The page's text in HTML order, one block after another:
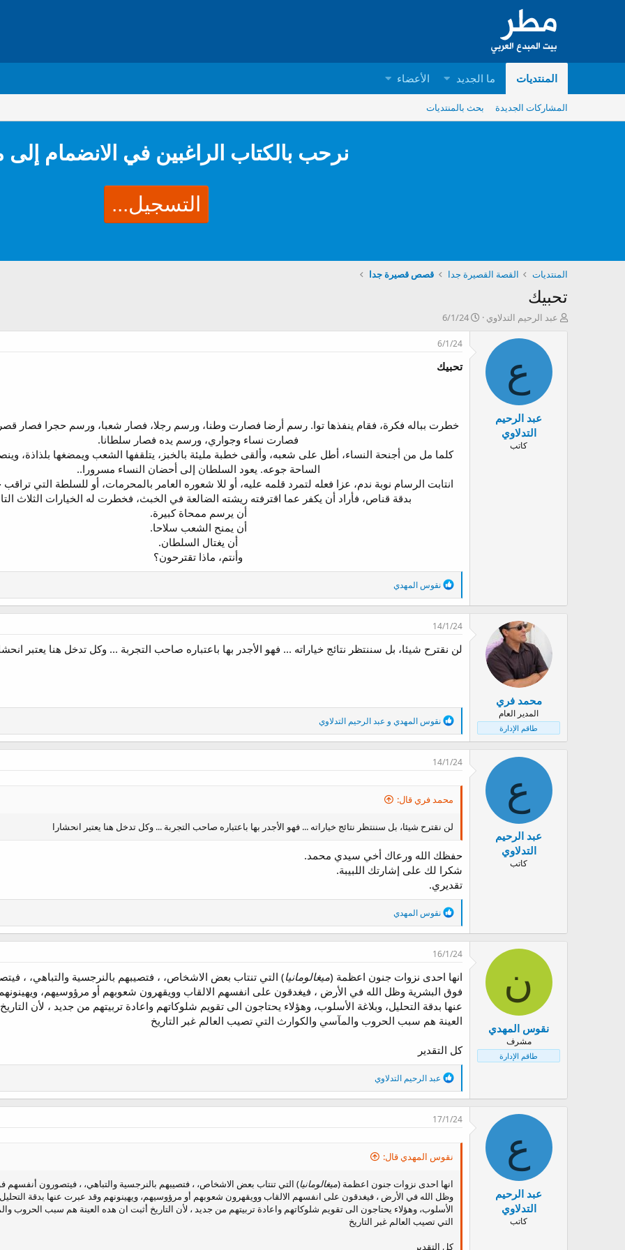
المنتديات ما الجديد الأعضاء
المشاركات الجديدة بحث بالمنتديات
نرحب بالكتاب الراغبين في الانضمام إلى
التسجيل...
المنتديات القصة القصيرة جدا قصص قصيرة جدا
تحبيك
بعبد الرحيم التدلاوي
ت
ا
6/1/24
ع
عبد الرحيم
التدلاوي
كاتب
6/1/24
تحبيك
خطرت بباله فكرة، فقام ينفذها توا. رسم أرضا فصارت وطنا، ورسم رجلا، فصار شعبا، ورسم حجرا فصار
فصارت نساء وجواري، ورسم يده فصار سلطانا.
كلما مل من أجنحة النساء، أطل على شعبه، وألقى خطبة مليئة بالخبز، يتلقفها الشعب ويمضغها بلذاذة،
الساحة جوعه. يعود السلطان إلى أحضان النساء مسرورا..
انتابت الرسام نوبة ندم، عزا فعله لتمرد قلمه عليه، أو للا شعوره العامر بالمحرمات، أو للسلطة التي
بدقة قناص، فأراد أن يكفر عما اقترفته ريشته الضالعة في الخبث، فخطرت له الخيارات الثلاث
أن يرسم ممحاة كبيرة.
أن يمنح الشعب سلاحا.
أن يغتال السلطان.
وأنتم، ماذا تقترحون؟​
ا
ت
ف
ا
ل
نقوس المهدي
محمد فري
المدير العام
طاقم الإدارة
14/1/24
لن نقترح شيئا، بل سننتظر نتائج خياراته ... فهو الأجدر بها باعتباره صاحب التجربة ... وكل تدخل هنا يعتبر
ا
ت
ف
ا
ا
نقوس المهدي و عبد الرحيم التدلاوي
ع
عبد الرحيم
التدلاوي
كاتب
14/1/24
محمد فري قال:
لن نقترح شيئا، بل سننتظر نتائج خياراته ... فهو الأجدر بها باعتباره صاحب التجربة ... وكل تدخل هنا يعتبر انحشارا
حفظك الله ورعاك أخي سيدي محمد.
شكرا لك على إشارتك اللبيبة.
تقديري.
ا
ت
ف
ا
ل
ا
:
نقوس المهدي
ن
نقوس المهدي
مشرف
طاقم الإدارة
16/1/24
انها احدى نزوات جنون اعظمة (ميغالومانيا) التي تنتاب بعض الاشخاص، ، فتصيبهم بالنرجسية والتباهي، ،
فوق البشرية وظل الله في الأرض ، فيغدقون على انفسهم الالقاب وويقهرون شعوبهم أو مرؤوسيهم،
عنها بدقة التحليل، وبلاغة الأسلوب، وهؤلاء يحتاجون الى تقويم شلوكاتهم واعادة تربيتهم من جديد ، لأن
العينة هم سبب الحروب والمآسي والكوارث التي تصيب العالم غبر التاريخ
كل التقدير
ا
ت
ف
ا
ا
ت
عبد الرحيم التدلاوي
ع
عبد الرحيم
التدلاوي
كاتب
17/1/24
نقوس المهدي قال:
انها احدى نزوات جنون اعظمة (ميغالومانيا) التي تنتاب بعض الاشخاص، ، فتصيبهم بالنرجسية والتباهي، ، فيتصورون أنفسهم
وظل الله في الأرض ، فيغدقون على انفسهم الالقاب وويقهرون شعوبهم أو مرؤوسيهم، ويهينونهم وقد عبرت عنها بدقة
الأسلوب، وهؤلاء يحتاجون الى تقويم شلوكاتهم واعادة تربيتهم من جديد ، لأن التاريخ أثبت ان هده العينة هم سبب الحروب
التي تصيب العالم غبر التاريخ
كل التقدير